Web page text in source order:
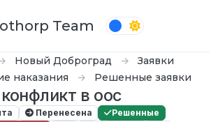
Team
Новый Доброград
Заявки
наказания
Решенные заявки
конфликт в оос
Перенесена
Решенные